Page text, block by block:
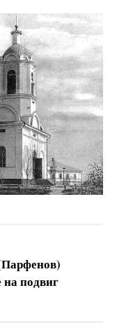
подвиг